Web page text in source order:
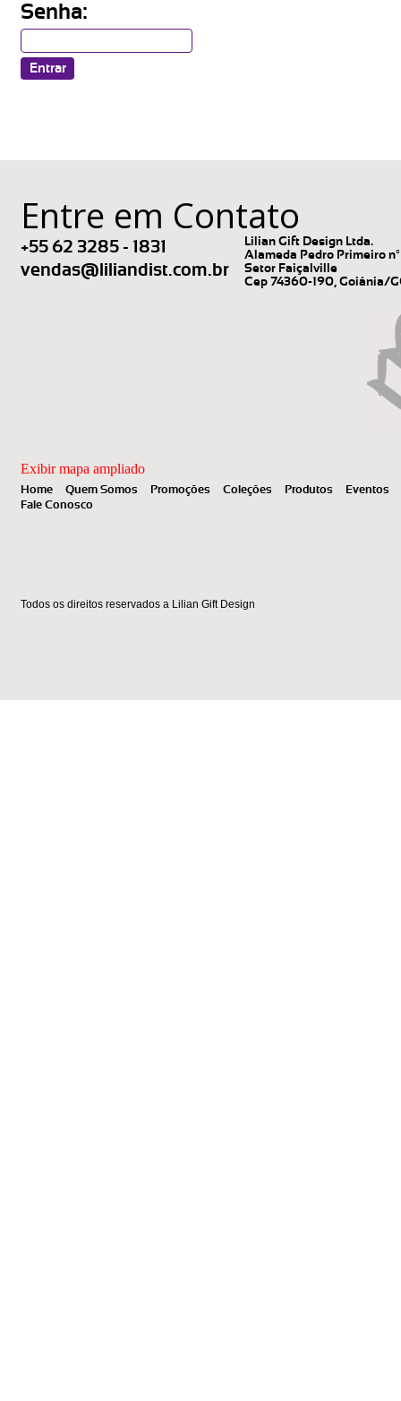
Senha:
Entre em Contato
+55 62 3285 - 1831
vendas@liliandist.com.br
Lilian Gift Design Ltda.
Alameda Pedro Primeiro
Setor Faiçalville
Cep 74360-190, Goiânia/
Exibir mapa ampliado
Home Quem Somos Promoções Coleções Produtos
Eventos
Fale Conosco
Todos os direitos reservados a Lilian Gift Design